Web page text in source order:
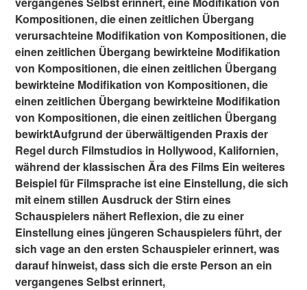
Kompositionen, die einen zeitlichen Übergang
verursachteine Modifikation von Kompositionen, die
einen zeitlichen Übergang bewirkteine Modifikation
von Kompositionen, die einen zeitlichen Übergang
bewirkteine Modifikation von Kompositionen, die
einen zeitlichen Übergang bewirkteine Modifikation
von Kompositionen, die einen zeitlichen Übergang
bewirktAufgrund der überwältigenden Praxis der
Regel durch Filmstudios in Hollywood, Kalifornien,
während der klassischen Ära des Films Ein weiteres
Beispiel für Filmsprache ist eine Einstellung, die sich
mit einem stillen Ausdruck der Stirn eines
Schauspielers nähert Reflexion, die zu einer
Einstellung eines jüngeren Schauspielers führt, der
sich vage an den ersten Schauspieler erinnert, was
darauf hinweist, dass sich die erste Person an ein
vergangenes Selbst erinnert,